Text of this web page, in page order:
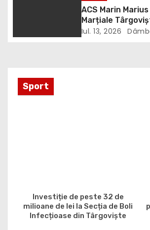
o
e
ACS Marin
Marțiale
68 de medalii la
Iul. 13, 2026
Sport
Investiție de peste 32 de
milioane de lei la Secția de Boli
Infecțioase din Târgoviște